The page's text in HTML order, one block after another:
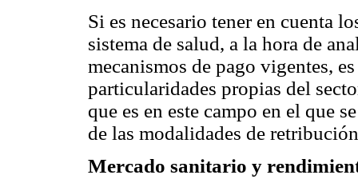
Si es necesario tener en cuenta
sistema de salud, a la hora de
mecanismos de pago vigentes,
particularidades propias del
que es en este campo en el que
de las modalidades de
Mercado sanitario y